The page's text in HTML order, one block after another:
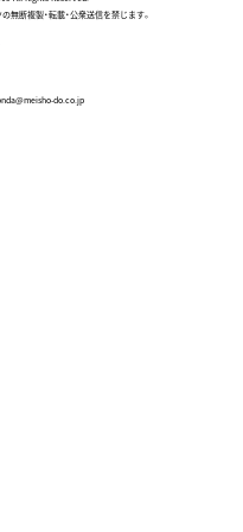
無断複製・転載・公衆送信を禁じます。
do.co.jp